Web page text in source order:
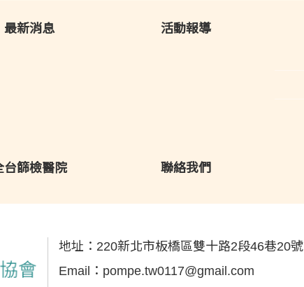
最新消息 活動報導
台篩檢醫院 聯絡我們
地址： 220新北市板橋區雙十路2段46巷20號
Email： pompe.tw0117@gmail.com